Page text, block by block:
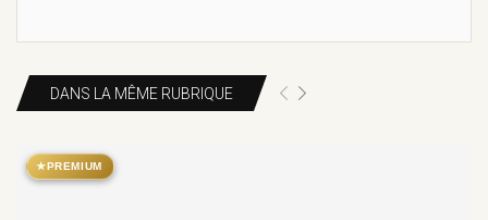
DANS LA MÊME RUBRIQUE
★PREMIUM